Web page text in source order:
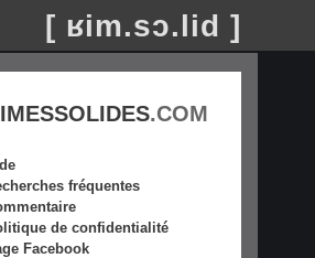
[ ʁim.sɔ.lid ]
IMESSOLIDES.COM
fréquentes
de confidentialité
Facebook